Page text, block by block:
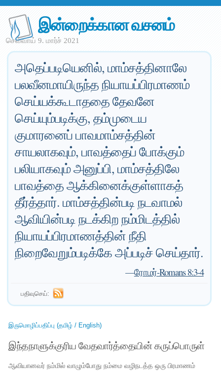
இன்றைக்கான வசனம்
செவ்வாய் 9. மார்ச் 2021
அதெப்படியெனில், மாம்சத்தினாலே
பலவீனமாயிருந்த நியாயப்பிரமாணம்
செய்யக்கூடாததை தேவனே
செய்யும்படிக்கு, தம்முடைய
குமாரனைப் பாவமாம்சத்தின்
சாயலாகவும், பாவத்தைப் போக்கும்
பலியாகவும் அனுப்பி, மாம்சத்திலே
பாவத்தை ஆக்கினைக்குள்ளாகத்
தீர்த்தார். மாம்சத்தின்படி நடவாமல்
ஆவியின்படி நடக்கிற நம்மிடத்தில்
நியாயப்பிரமாணத்தின் நீதி
நிறைவேறும்படிக்கே அப்படிச் செய்தார்.
—ரோமர்-Romans 8:3-4
பதிவுசெய்:
இருமொழிப்பதிப்பு (தமிழ் / English)
இந்தநாளுக்குரிய வேதவார்த்தையின் கருப்பொருள்
ஆவியானவர் நம்மில் வாழும்போது நம்மை வழிநடத்த ஒரு பிரமாணம்